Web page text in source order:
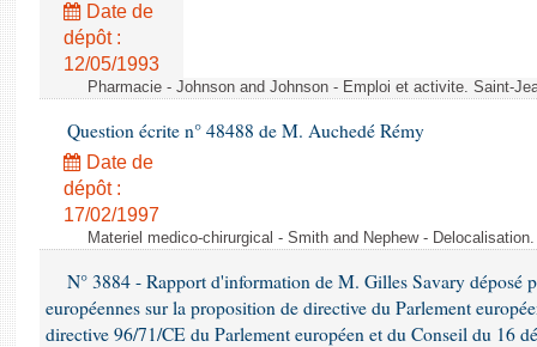
Date de
dépôt :
12/05/1993
Pharmacie - Johnson and Johnson - Emploi et activite. Saint-
Question écrite n° 48488 de M. Auchedé Rémy
Date de
dépôt :
17/02/1997
Materiel medico-chirurgical - Smith and Nephew -
N° 3884 - Rapport d'information de M. Gilles Savary déposé
européennes sur la proposition de directive du Parlement
directive 96/71/CE du Parlement européen et du Conseil du 16